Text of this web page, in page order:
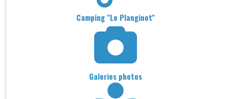
Camping "Le Planginot"
Galeries photos